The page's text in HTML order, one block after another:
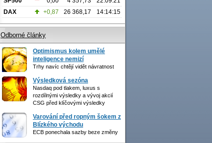
DAX
+0,87 26 368,17 14:14:15
Odborné články
Optimismus kolem umělé
inteligence nemizí
Trhy navíc chtějí vidět návratnost
Výsledková sezóna
Nasdaq pod tlakem, luxus s
rozdílnými výsledky a vývoj akcií
CSG před klíčovými výsledky
Varování před ropným šokem z
Blízkého východu
ECB ponechala sazby beze změny